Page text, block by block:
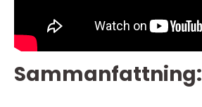
Sammanfattning: